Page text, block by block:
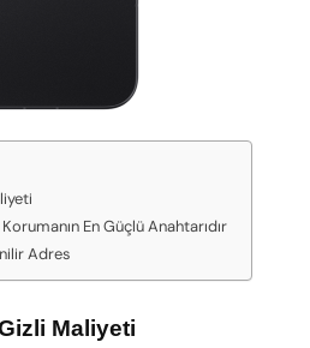
En Güçlü Anahtarıdır
Adres
Maliyeti